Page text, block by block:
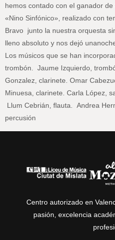
hemos contado con el ganador
«Nino Sinfónico», realizado con
Bravo junto la nuestra orquesta
lleno absoluto y nos dejó
Los músicos que se han
trombón. Jaume Izquierdo,
Gonzalez, clarinete. Omar
Minuesa, clarinete. Carla López,
Llum Cebrián, flauta. Andrea
percusión
Centro autorizado en
pasión, excelencia